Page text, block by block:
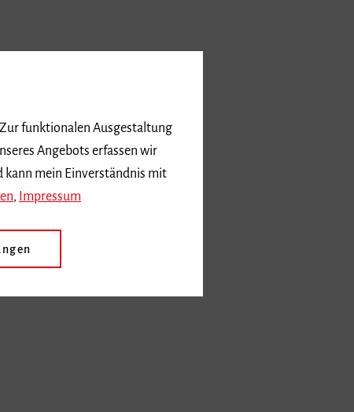
funktionalen Ausgestaltung
Angebots erfassen wir
kann mein Einverständnis mit
, Impressum